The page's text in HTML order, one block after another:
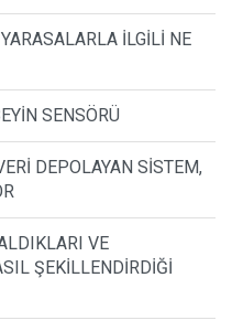
İLGİLİ NE
SENSÖRÜ
DEPOLAYAN SİSTEM,
VE
ŞEKİLLENDİRDİĞİ